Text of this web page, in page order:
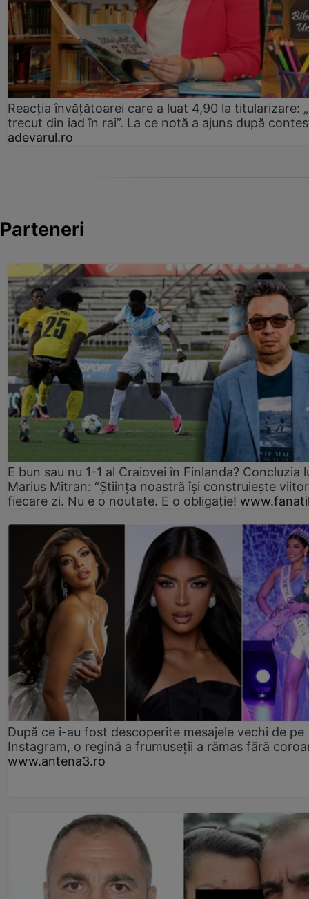
Reacția învățătoarei care a luat 4,90 la titularizare:
trecut din iad în rai”. La ce notă a ajuns după
adevarul.ro
Parteneri
E bun sau nu 1-1 al Craiovei în Finlanda? Concluzia
Marius Mitran: “Știința noastră își construiește
fiecare zi. Nu e o noutate. E o obligație!
După ce i-au fost descoperite mesajele vechi de pe
Instagram, o regină a frumuseții a rămas fără
www.antena3.ro